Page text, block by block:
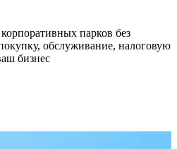
парков без
обслуживание, налоговую
бизнес